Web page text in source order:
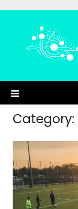
Category: